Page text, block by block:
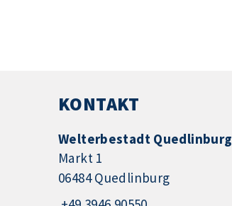
KONTAKT
Welterbestadt Quedlinburg
Markt 1
06484 Quedlinburg